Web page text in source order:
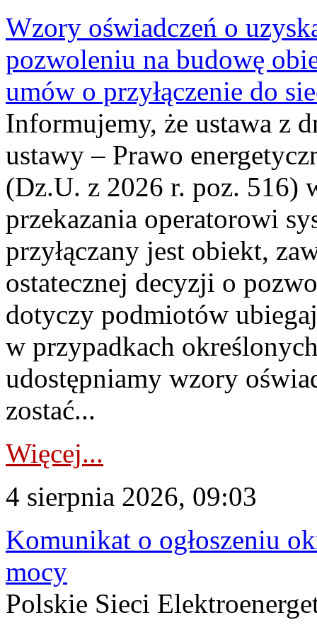
Wzory oświadczeń o
pozwoleniu na budowę
umów o przyłączenie do
Informujemy, że ustawa z
ustawy – Prawo
(Dz.U. z 2026 r. poz. 516)
przekazania operatorowi
przyłączany jest obiekt,
ostatecznej decyzji o
dotyczy podmiotów
w przypadkach
udostępniamy wzory
zostać...
Więcej...
4 sierpnia 2026, 09:03
Komunikat o ogłoszeniu
mocy
Polskie Sieci